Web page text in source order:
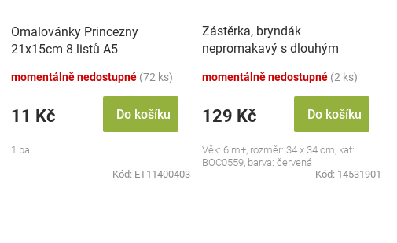
Omalovánky Princezny
21x15cm 8 listů A5
momentálně nedostupné (72 ks)
11 Kč Do košíku
1 bal.
Kód: ET11400403
Zástěrka, bryndák
nepromakavý s dlouhým
momentálně nedostupné (2 ks)
129 Kč Do košíku
Věk: 6 m+, rozměr: 34 x 34 cm, kat:
BOC0559, barva: červená
Kód: 14531901